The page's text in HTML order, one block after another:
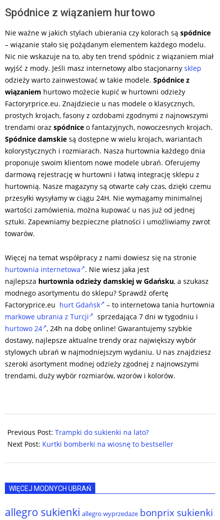
Spódnice z wiązaniem hurtowo
Nie ważne w jakich stylach ubierania czy kolorach są spódnice
– wiązanie stało się pożądanym elementem każdego modelu.
Nic nie wskazuje na to, aby ten trend spódnic z wiązaniem miał
wyjść z mody. Jeśli masz internetowy albo stacjonarny sklep
odzieży warto zainwestować w takie modele. Spódnice z
wiązaniem hurtowo możecie kupić w hurtowni odzieży
Factoryrprice.eu. Znajdziecie u nas modele o klasycznych,
prostych krojach, fasony z ozdobami zgodnymi z najnowszymi
trendami oraz spódnice o fantazyjnych, nowoczesnych krojach.
Spódnice damskie są dostępne w wielu krojach, wariantach
kolorystycznych i rozmiarach. Nasza hurtownia każdego dnia
proponuje swoim klientom nowe modele ubrań. Oferujemy
darmową rejestrację w hurtowni i łatwą integrację sklepu z
hurtownią. Nasze magazyny są otwarte cały czas, dzięki czemu
przesyłki wysyłamy w ciągu 24H. Nie wymagamy minimalnej
wartości zamówienia, można kupować u nas już od jednej
sztuki. Zapewniamy bezpieczne płatności i umożliwiamy zwrot
towarów.
Więcej na temat współpracy z nami dowiesz się na stronie
hurtownia internetowa . Nie wiesz jaka jest
najlepsza hurtownia odzieży damskiej w Gdańsku, a szukasz
modnego asortymentu do sklepu? Sprawdź ofertę
Factoryprice.eu hurt Gdańsk
– to internetowa tania hurtownia
markowe ubrania z Turcji
sprzedająca 7 dni w tygodniu i
hurtowo 24 , 24h na dobę online! Gwarantujemy szybkie
dostawy, najlepsze aktualne trendy oraz największy wybór
stylowych ubrań w najmodniejszym wydaniu. U nas znajdziesz
szeroki asortyment modnej odzieży zgodnej z najnowszymi
trendami, duży wybór rozmiarów, wzorów i kolorów.
04-
19
Previous Post: Trampki do sukienki na lato?
Next Post: Kurtki bomberki na wiosnę to bestseller
WIĘCEJ MODNYCH UBRAŃ
allegro sukienki allegro wyprzedaże bonprix sukienki